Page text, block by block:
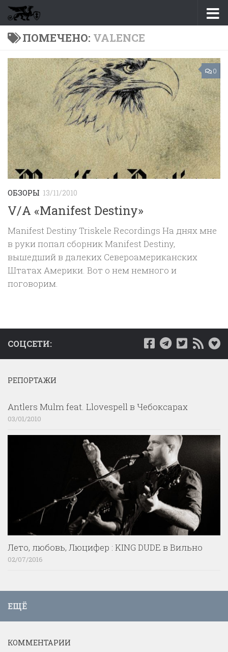
Перейти к содержимому
ПОМЕЧЕНО: VALENCE
0
ОБЗОРЫ 13/11/2010
V/A «Manifest Destiny»
Manifest Destiny Triskele Recordings На днях мне
в руки попал сборник Manifest Destiny,
вышедший в далеких Североамериканских
Штатах Америки. Вот о нем немного и
поговорим.
СОЦСЕТИ:
РЕПОРТАЖИ
Antlers Mulm feat. Llovespell в Чебоксарах
03/01/2010
Лето, любовь, Люцифер : KING DUDE в Вильно
02/07/2016
ЕЩЁ
КОММЕНТАРИИ